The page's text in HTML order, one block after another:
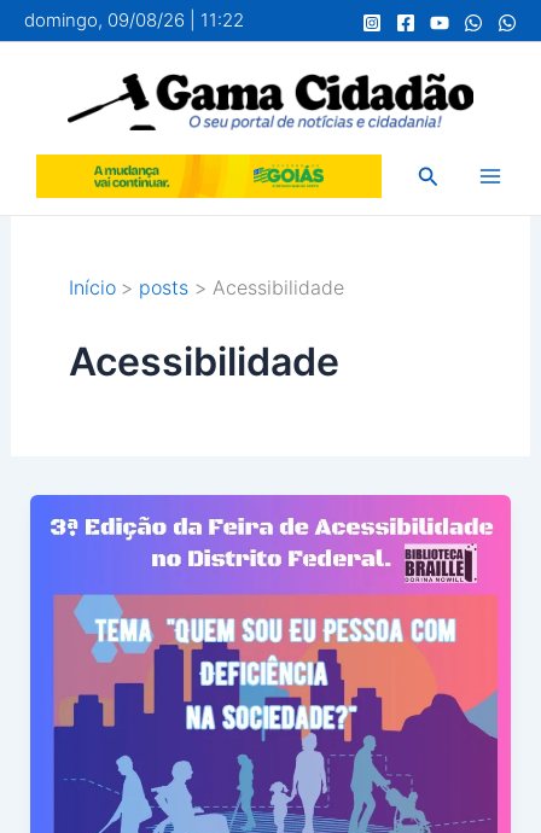
para
conteúdo
domingo, 09/08/26 | 11:22
Pesquisar
Início posts Acessibilidade
Acessibilidade